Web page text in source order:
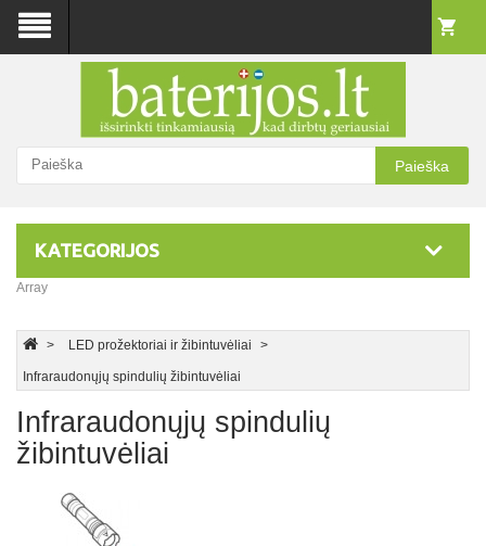
Paieška
KATEGORIJOS
Array
LED prožektoriai ir žibintuvėliai
Infraraudonųjų spindulių žibintuvėliai
Infraraudonųjų spindulių
žibintuvėliai